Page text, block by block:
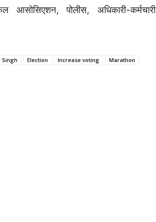
पोलीस, अधिकारी-कर्मचारी
Singh Election Increase voting Marathon